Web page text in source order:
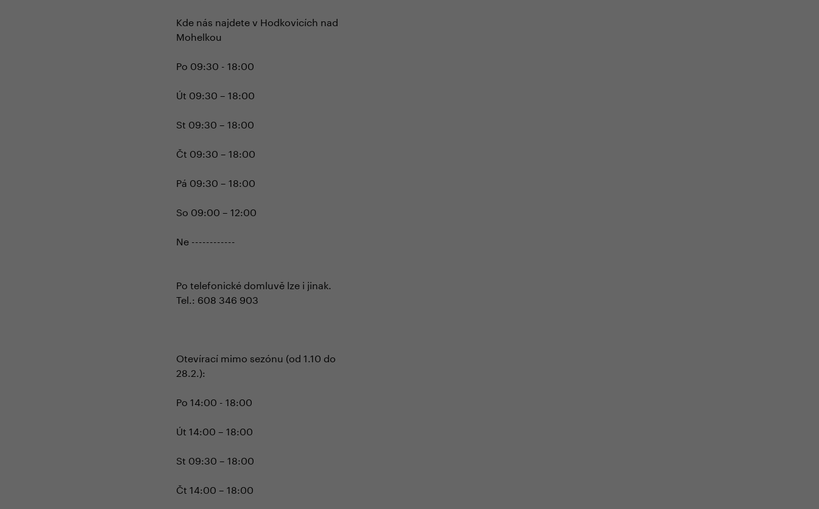
Kde nás najdete v Hodkovicích nad
Mohelkou
Po 09:30 - 18:00
Út 09:30 – 18:00
St 09:30 – 18:00
Čt 09:30 – 18:00
Pá 09:30 – 18:00
So 09:00 – 12:00
Ne ------------
Po telefonické domluvě lze i jinak.
Tel.: 608 346 903
Otevírací mimo sezónu (od 1.10 do
28.2.):
Po 14:00 - 18:00
Út 14:00 – 18:00
St 09:30 – 18:00
Čt 14:00 – 18:00